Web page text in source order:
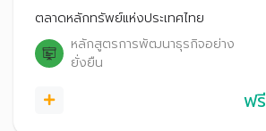
สัญญา (Commitment) ที่ตอบสนองทั้ง
องค์กรและสังคม พร้อมทั้งสื่อสารให้ลูกค้า
และสังคมรับรู้คุณค่าความยั่งยืนและพันธ
สัญญาขององค์กร
ตลาดหลักทรัพย์แห่งประเทศไทย
หลักสูตรการพัฒนาธุรกิจอย่าง
ยั่งยืน
ฟรี